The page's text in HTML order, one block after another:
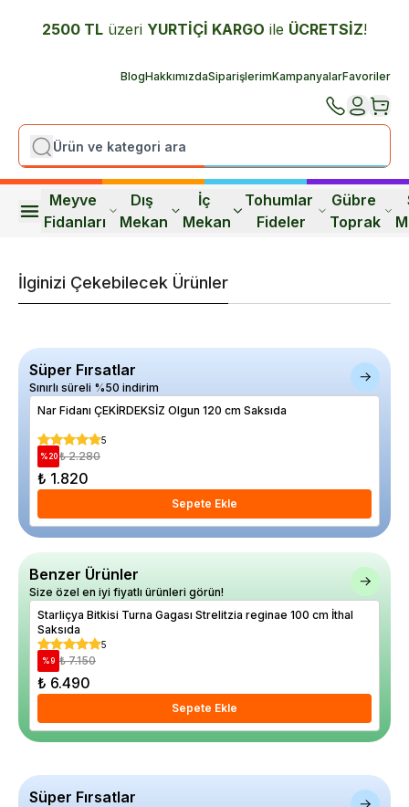
2500 TL üzeri YURTİÇİ KARGO ile ÜCRETSİZ!
BlogHakkımızdaSiparişlerimKampanyalarFavoriler
Meyve
Fidanları
Dış
Mekan
İç
Mekan
Tohumlar
Fideler
Gübre
Toprak
İlginizi Çekebilecek Ürünler
Süper Fırsatlar
Sınırlı süreli %50 indirim
Nar Fidanı ÇEKİRDEKSİZ Olgun 120 cm Saksıda
5
%20 ₺ 2.280
₺ 1.820
Sepete Ekle
Benzer Ürünler
Size özel en iyi fiyatlı ürünleri görün!
Starliçya Bitkisi Turna Gagası Strelitzia reginae 100 cm İthal
Saksıda
5
% 9 ₺ 7.150
₺ 6.490
Sepete Ekle
Süper Fırsatlar